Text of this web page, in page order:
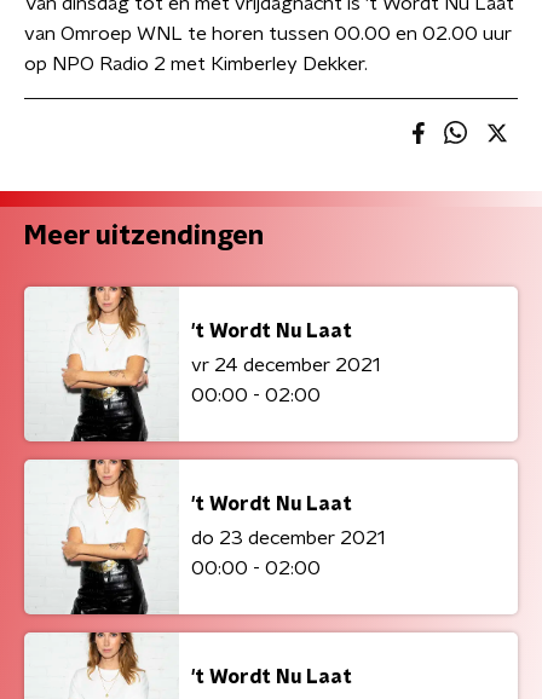
van Omroep WNL te horen tussen 00.00 en 02.00 uur
op NPO Radio 2 met Kimberley Dekker.
Meer uitzendingen
't Wordt Nu Laat
vr 24 december 2021
00:00 - 02:00
't Wordt Nu Laat
do 23 december 2021
00:00 - 02:00
't Wordt Nu Laat